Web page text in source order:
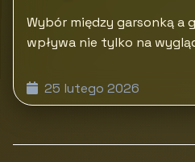
Wybór między garsonką a
wpływa nie tylko na
25 lutego 2026